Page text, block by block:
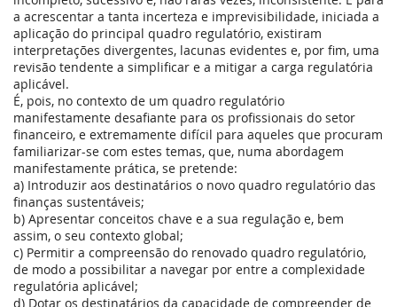
ao
setor
financeiro
29
de
Maio
de
2026
a acrescentar a tanta incerteza e imprevisibilidade, iniciada a
aplicação do principal quadro regulatório, existiram
interpretações divergentes, lacunas evidentes e, por fim, uma
revisão tendente a simplificar e a mitigar a carga regulatória
aplicável.
É, pois, no contexto de um quadro regulatório
manifestamente desafiante para os profissionais do setor
financeiro, e extremamente difícil para aqueles que procuram
familiarizar-se com estes temas, que, numa abordagem
manifestamente prática, se pretende:
a) Introduzir aos destinatários o novo quadro regulatório das
finanças sustentáveis;
b) Apresentar conceitos chave e a sua regulação e, bem
assim, o seu contexto global;
c) Permitir a compreensão do renovado quadro regulatório,
de modo a possibilitar a navegar por entre a complexidade
regulatória aplicável;
d) Dotar os destinatários da capacidade de compreender de